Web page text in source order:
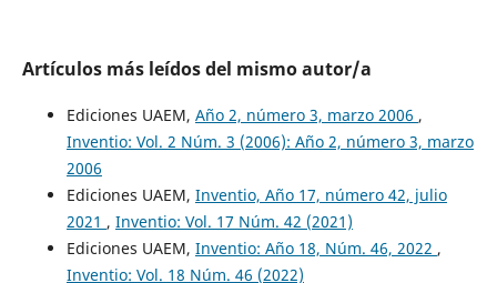
Artículos más leídos del mismo autor/a
Ediciones UAEM, Año 2, número 3, marzo 2006 ,
Inventio: Vol. 2 Núm. 3 (2006): Año 2, número 3, marzo
2006
Ediciones UAEM, Inventio, Año 17, número 42, julio
2021 , Inventio: Vol. 17 Núm. 42 (2021)
Ediciones UAEM, Inventio: Año 18, Núm. 46, 2022 ,
Inventio: Vol. 18 Núm. 46 (2022)